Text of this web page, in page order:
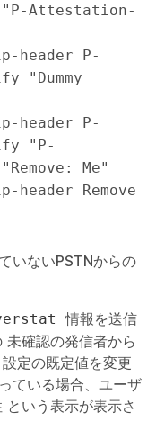
Attestation-
"Dummy
"P-
Me"
いないPSTNからの
情報を送信
未確認の発信者から
設定の既定値を変更
ている場合、ユーザ
という表示が表示さ